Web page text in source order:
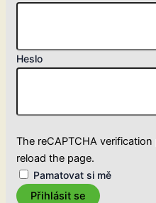
Heslo
The reCAPTCHA
reload the page.
Pamatovat si mě
Přihlásit se